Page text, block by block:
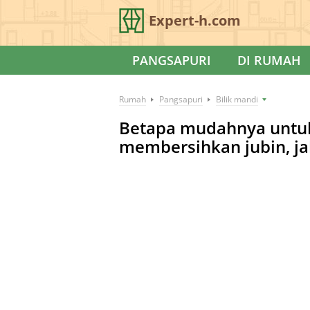
Expert-h.com
PANGSAPURI DI RUMAH
Rumah Pangsapuri Bilik mandi
Betapa mudahnya
membersihkan jubin,